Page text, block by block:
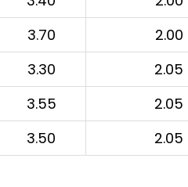
3.70
2.00
3.30
2.05
3.55
2.05
3.50 2.05